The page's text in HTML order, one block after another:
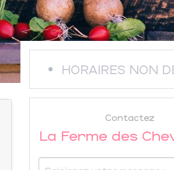
HORAIRES NON
Contactez
La Ferme des